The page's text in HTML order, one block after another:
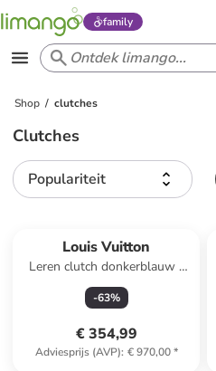
family
Shop clutches
Clutches
Populariteit
Louis Vuitton
Leren clutch donkerblauw -
(B)26 x (H)20 x (D)5 cm
-63%
€ 354,99
Adviesprijs (AVP): € 970,00*